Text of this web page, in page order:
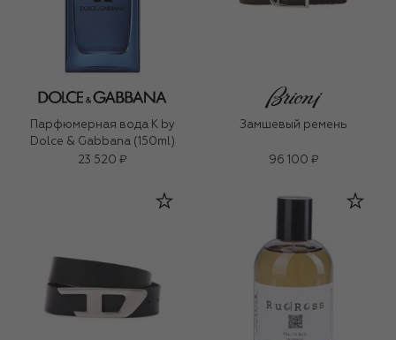
Парфюмерная вода K by
Dolce & Gabbana (150ml)
23 520 ₽
Замшевый ремень
96 100 ₽